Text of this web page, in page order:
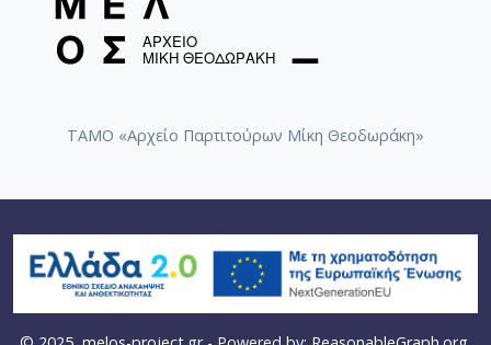
ΤΑΜΟ «Αρχείο Παρτιτούρων Μίκη Θεοδωράκη»